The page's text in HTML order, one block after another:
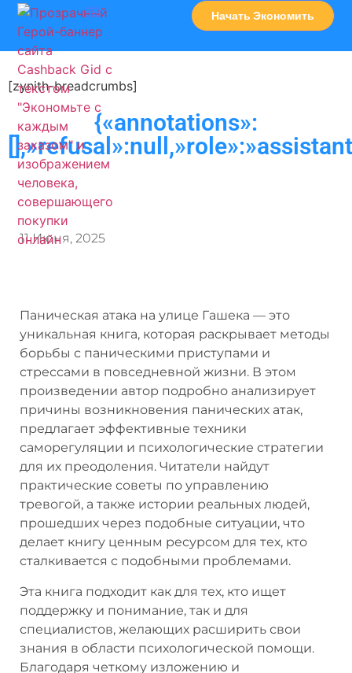
Начать Экономить
[zynith-breadcrumbs]
{«annotations»:
11 Июня, 2025
Паническая атака на улице Гашека — это
уникальная книга, которая раскрывает методы
борьбы с паническими приступами и
стрессами в повседневной жизни. В этом
произведении автор подробно анализирует
причины возникновения панических атак,
предлагает эффективные техники
саморегуляции и психологические стратегии
для их преодоления. Читатели найдут
практические советы по управлению
тревогой, а также истории реальных людей,
прошедших через подобные ситуации, что
делает книгу ценным ресурсом для тех, кто
сталкивается с подобными проблемами.
Эта книга подходит как для тех, кто ищет
поддержку и понимание, так и для
специалистов, желающих расширить свои
знания в области психологической помощи.
Благодаря четкому изложению и